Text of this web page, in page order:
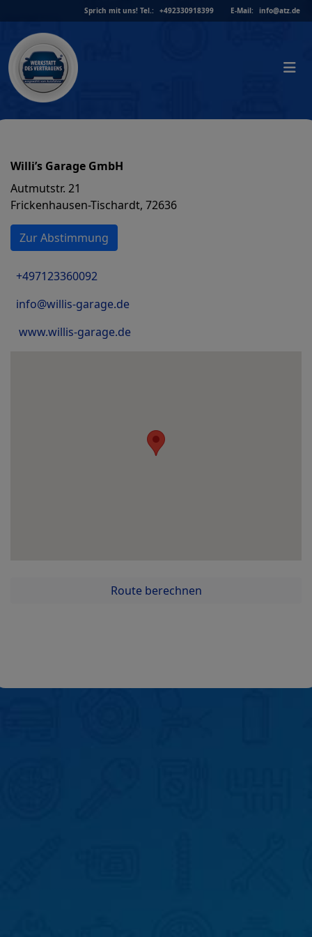
to
content
Sprich mit uns! Tel.: +492330918399 E-Mail: info@atz.de
Willi’s Garage GmbH
Autmutstr. 21
Frickenhausen-Tischardt, 72636
Zur Abstimmung
+497123360092
info@willis-garage.de
www.willis-garage.de
Route berechnen